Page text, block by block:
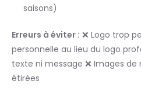
saisons)
Erreurs à éviter : ❌ Logo trop
personnelle au lieu du logo
texte ni message ❌ Images
étirées